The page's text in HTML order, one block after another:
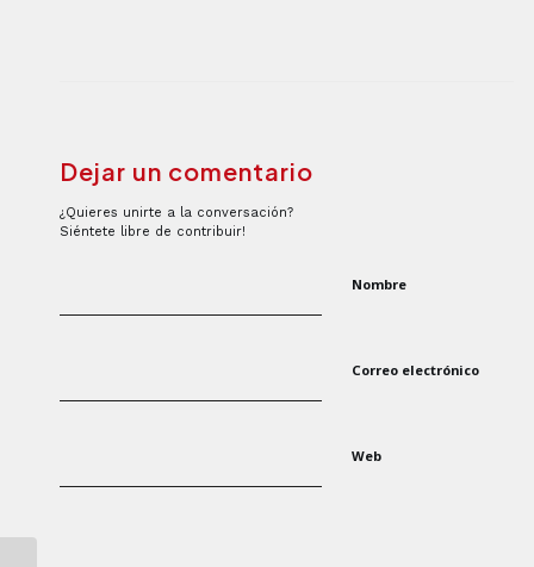
Dejar un comentario
¿Quieres unirte a la conversación?
Siéntete libre de contribuir!
Nombre
Correo electrónico
Web